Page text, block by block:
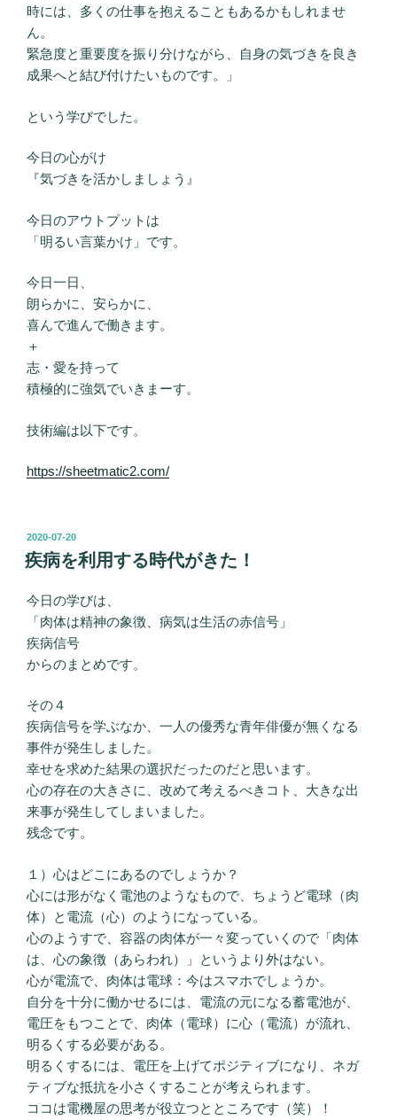
時には、多くの仕事を抱えることもあるかもしれませ
ん。
緊急度と重要度を振り分けながら、自身の気づきを良き
成果へと結び付けたいものです。」
という学びでした。
今日の心がけ
『気づきを活かしましょう』
今日のアウトプットは
「明るい言葉かけ」です。
今日一日、
朗らかに、安らかに、
喜んで進んで働きます。
＋
志・愛を持って
積極的に強気でいきまーす。
技術編は以下です。
https://sheetmatic2.com/
投
稿
日:
2020-07-20
疾病を利用する時代がきた！
今日の学びは、
「肉体は精神の象徴、病気は生活の赤信号」
疾病信号
からのまとめです。
その４
疾病信号を学ぶなか、一人の優秀な青年俳優が無くなる
事件が発生しました。
幸せを求めた結果の選択だったのだと思います。
心の存在の大きさに、改めて考えるべきコト、大きな出
来事が発生してしまいました。
残念です。
１）心はどこにあるのでしょうか？
心には形がなく電池のようなもので、ちょうど電球（肉
体）と電流（心）のようになっている。
心のようすで、容器の肉体が一々変っていくので「肉体
は、心の象徴（あらわれ）」というより外はない。
心が電流で、肉体は電球：今はスマホでしょうか。
自分を十分に働かせるには、電流の元になる蓄電池が、
電圧をもつことで、肉体（電球）に心（電流）が流れ、
明るくする必要がある。
明るくするには、電圧を上げてポジティブになり、ネガ
ティブな抵抗を小さくすることが考えられます。
ココは電機屋の思考が役立つとところです（笑）！